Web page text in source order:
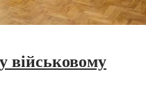
військовому